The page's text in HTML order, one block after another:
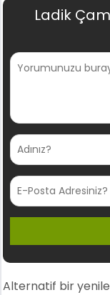
Ladik
Alternatif bir